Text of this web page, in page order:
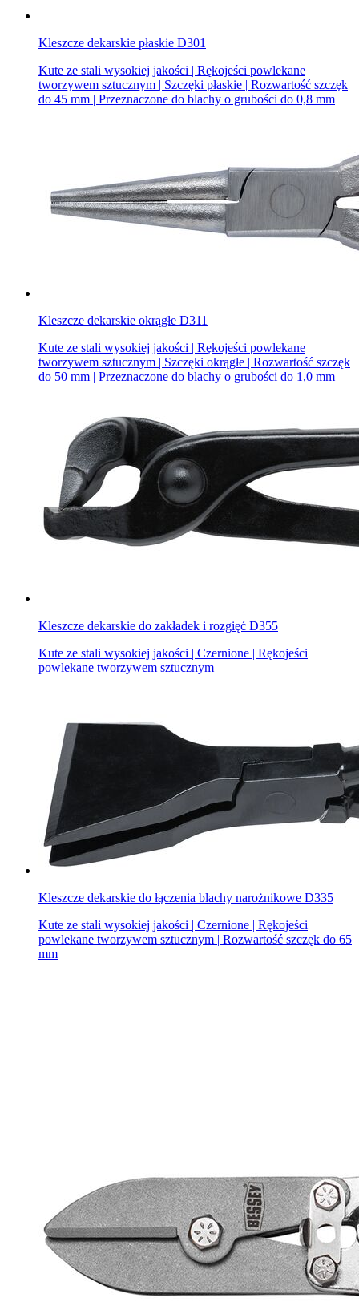
Kleszcze dekarskie płaskie D301
Kute ze stali wysokiej jakości | Rękojeści powlekane
tworzywem sztucznym | Szczęki płaskie | Rozwartość szczęk
do 45 mm | Przeznaczone do blachy o grubości do 0,8 mm
Kleszcze dekarskie okrągłe D311
Kute ze stali wysokiej jakości | Rękojeści powlekane
tworzywem sztucznym | Szczęki okrągłe | Rozwartość szczęk
do 50 mm | Przeznaczone do blachy o grubości do 1,0 mm
Kleszcze dekarskie do zakładek i rozgięć D355
Kute ze stali wysokiej jakości | Czernione | Rękojeści
powlekane tworzywem sztucznym
Kleszcze dekarskie do łączenia blachy narożnikowe D335
Kute ze stali wysokiej jakości | Czernione | Rękojeści
powlekane tworzywem sztucznym | Rozwartość szczęk do 65
mm